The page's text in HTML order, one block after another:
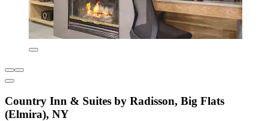
Country Inn & Suites by Radisson, Big Flats
(Elmira), NY